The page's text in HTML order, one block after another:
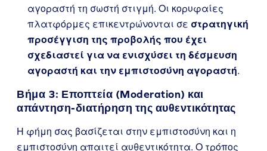
αγοραστή τη σωστή στιγμή. Οι κορυφαίες
πλατφόρμες επικεντρώνονται σε στρατηγική
προσέγγιση της προβολής που έχει
σχεδιαστεί για να ενισχύσει τη δέσμευση
αγοραστή και την εμπιστοσύνη αγοραστή.
Βήμα 3: Εποπτεία (Moderation) και
απάντηση-διατήρηση της αυθεντικότητας
Η φήμη σας βασίζεται στην εμπιστοσύνη και η
εμπιστοσύνη απαιτεί αυθεντικότητα. Ο τρόπος